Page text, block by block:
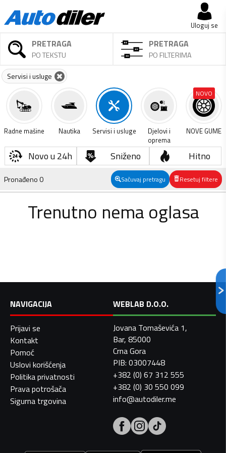
Uloguj se
PRETRAGA
PO TEKSTU
PRETRAGA
PO FILTERIMA
Servisi i usluge
Radne mašine Nautika Servisi i usluge
Djelovi i
oprema
NOVO
NOVE GUME
Novo u 24h Sniženo Hitno
Pronađeno0 Sačuvaj pretragu Resetuj filtere
Trenutno nema oglasa
NAVIGACIJA
Prijavi se
Kontakt
Pomoć
Uslovi korišćenja
Politika privatnosti
Prava potrošača
Sigurna trgovina
WEBLAB D.O.O.
Jovana Tomaševića 1,
Bar, 85000
Crna Gora
PIB: 03007448
+382 (0) 67 312 555
+382 (0) 30 550 099
info@autodiler.me